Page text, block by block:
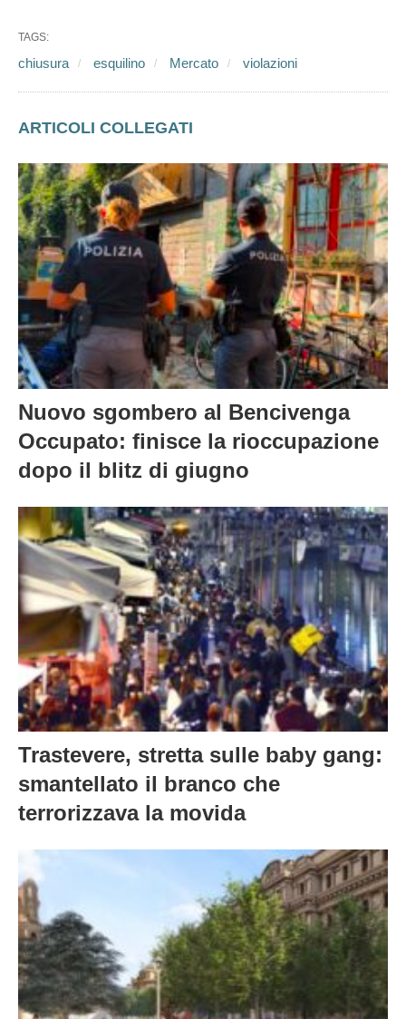
ARTICOLI COLLEGATI
Nuovo sgombero al Bencivenga
Occupato: finisce la rioccupazione
dopo il blitz di giugno
Trastevere, stretta sulle baby gang:
smantellato il branco che
terrorizzava la movida